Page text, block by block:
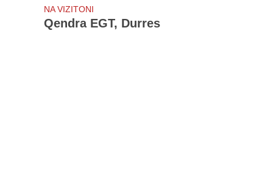
NA VIZITONI
Qendra EGT, Durres